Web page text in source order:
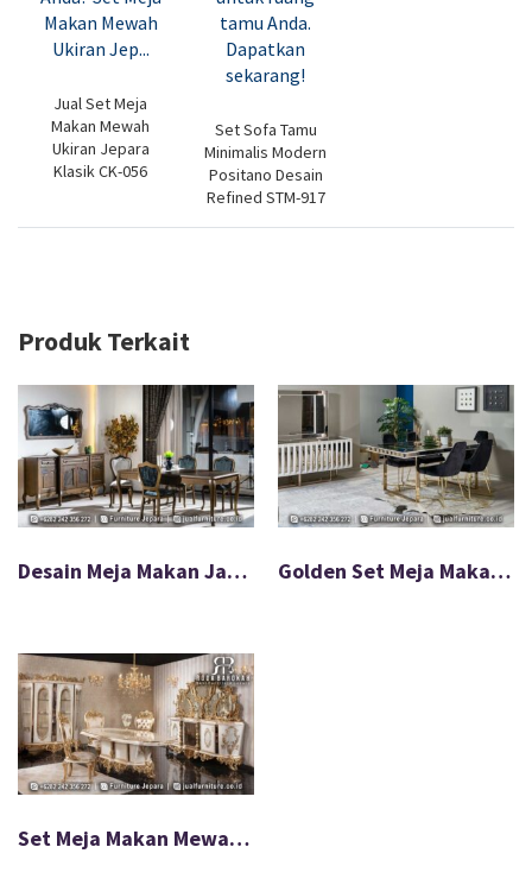
Jual Set Meja
Makan Mewah
Ukiran Jepara
Klasik CK-056
Set Sofa Tamu
Minimalis Modern
Positano Desain
Refined STM-917
Produk Terkait
Desain Meja Makan Jati Mewah Klasik Timeless FS-073 Golden Set Meja Makan Kaki Stainless Modern FS-061
Set Meja Makan Mewah Ivory Gold Royal Carving FS-039